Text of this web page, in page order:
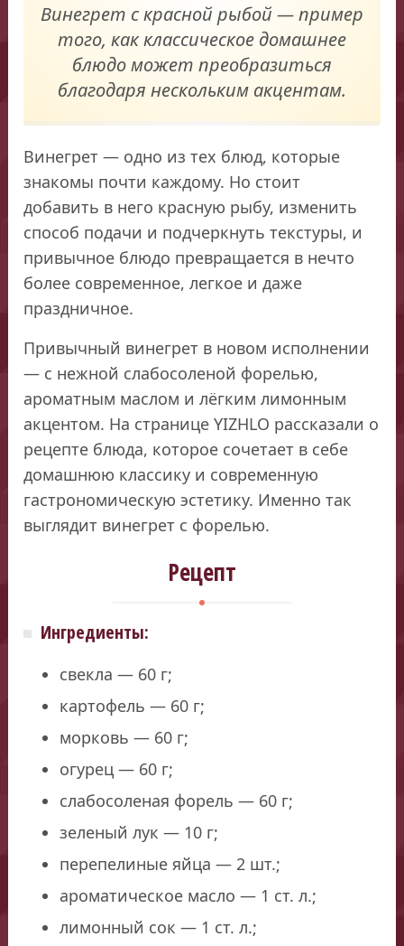
Винегрет с красной рыбой — пример
того, как классическое домашнее
блюдо может преобразиться
благодаря нескольким акцентам.
Винегрет — одно из тех блюд, которые
знакомы почти каждому. Но стоит
добавить в него красную рыбу, изменить
способ подачи и подчеркнуть текстуры, и
привычное блюдо превращается в нечто
более современное, легкое и даже
праздничное.
Привычный винегрет в новом исполнении
— с нежной слабосоленой форелью,
ароматным маслом и лёгким лимонным
акцентом. На странице YIZHLO рассказали о
рецепте блюда, которое сочетает в себе
домашнюю классику и современную
гастрономическую эстетику. Именно так
выглядит винегрет с форелью.
Рецепт
Ингредиенты:
свекла — 60 г;
картофель — 60 г;
морковь — 60 г;
огурец — 60 г;
слабосоленая форель — 60 г;
зеленый лук — 10 г;
перепелиные яйца — 2 шт.;
ароматическое масло — 1 ст. л.;
лимонный сок — 1 ст. л.;